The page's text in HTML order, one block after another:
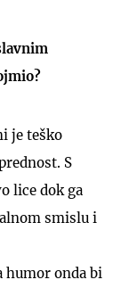
je teško
S
lice dok ga
smislu i
onda bi